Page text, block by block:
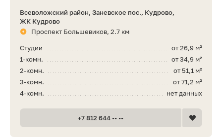
Всеволожский район, Заневское пос., Кудрово,
ЖК Кудрово
Проспект Большевиков, 2.7 км
от 26,9 м²
Студии
от 34,9 м²
1-комн.
от 51,1 м²
2-комн.
от 71,2 м²
3-комн.
нет данных
4-комн.
+7 812 644 •• ••